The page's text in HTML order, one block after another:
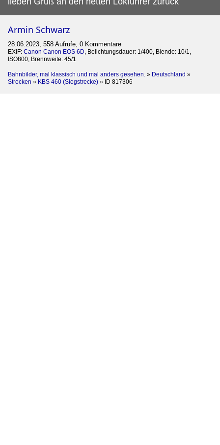
Armin Schwarz
28.06.2023, 558 Aufrufe, 0 Kommentare
EXIF: Canon Canon EOS 6D, Belichtungsdauer: 1/400, Blende: 10/1,
ISO800, Brennweite: 45/1
Bahnbilder, mal klassisch und mal anders gesehen. » Deutschland »
Strecken » KBS 460 (Siegstrecke) » ID 817306